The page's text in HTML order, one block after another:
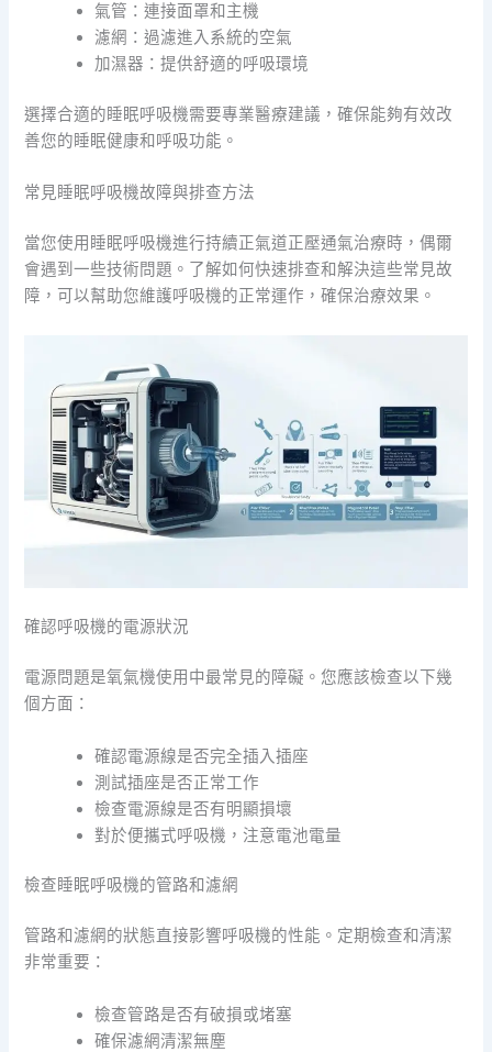
氣管：連接面罩和主機
濾網：過濾進入系統的空氣
加濕器：提供舒適的呼吸環境
選擇合適的睡眠呼吸機需要專業醫療建議，確保能夠有效改
善您的睡眠健康和呼吸功能。
常見睡眠呼吸機故障與排查方法
當您使用睡眠呼吸機進行持續正氣道正壓通氣治療時，偶爾
會遇到一些技術問題。了解如何快速排查和解決這些常見故
障，可以幫助您維護呼吸機的正常運作，確保治療效果。
確認呼吸機的電源狀況
電源問題是氧氣機使用中最常見的障礙。您應該檢查以下幾
個方面：
確認電源線是否完全插入插座
測試插座是否正常工作
檢查電源線是否有明顯損壞
對於便攜式呼吸機，注意電池電量
檢查睡眠呼吸機的管路和濾網
管路和濾網的狀態直接影響呼吸機的性能。定期檢查和清潔
非常重要：
檢查管路是否有破損或堵塞
確保濾網清潔無塵